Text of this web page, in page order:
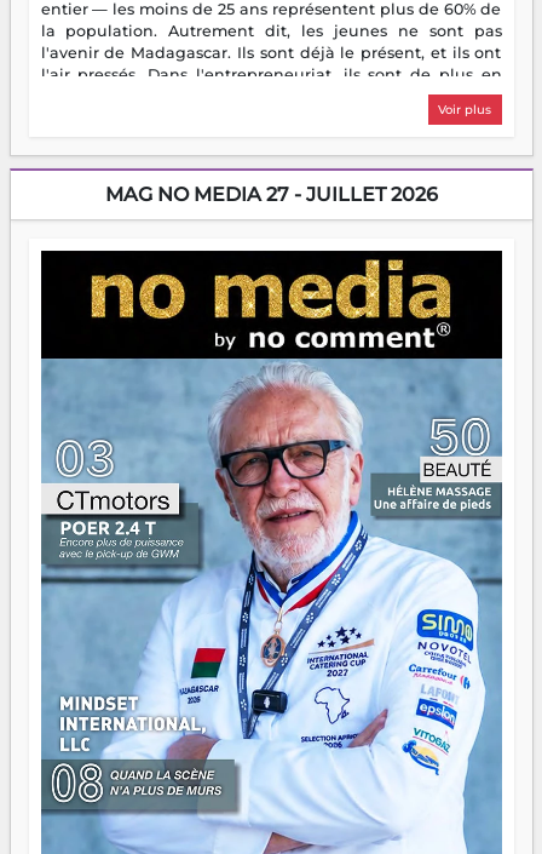
entier — les moins de 25 ans représentent plus de 60% de
la population. Autrement dit, les jeunes ne sont pas
l'avenir de Madagascar. Ils sont déjà le présent, et ils ont
l'air pressés. Dans l'entrepreneuriat, ils sont de plus en
plus nombreux à se lancer, à créer, à risquer — souvent
sans filet, souvent sans aide, mais toujours avec cette
dorment vraiment la nuit. En culture, les nouvelles sont
encore meilleures. Aina Rasamoelina vient de décrocher le
Prix RFI Instrumental Afrique. Miangaly Elia rafle le Prix
jeunes qui tiennent la torche. Alors oui, on pourrait
s'arrêter là, applaudir et rentrer chez soi satisfait. Mais ce
serait passer à côté d'une chose essentielle. La fougue, ça
brûle fort — et parfois, ça brûle vite. Une flamme sans
direction peut éclairer autant qu'elle peut consumer. C'est
là que les aînés entrent en scène — pas pour reprendre le
gouvernail, mais pour montrer où sont les récifs. Les jeunes
ont la force, les vieux ont l'expérience, comme on dit. Ce
n'est pas un combat de générations — c'est une question
d'équipage. Partagez vos réussites, mais aussi vos échecs.
Surtout vos échecs, d'ailleurs — ils enseignent mieux que
n'importe quel manuel. À Madagascar, la barque avance.
Il faut juste s'assurer que tout le monde rame dans le
même sens.
Voir plus
MAG NO MEDIA 27 - JUILLET 2026